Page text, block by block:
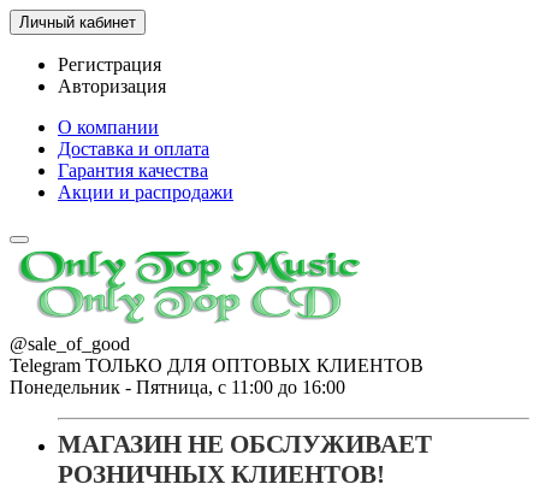
Личный кабинет
Регистрация
Авторизация
О компании
Доставка и оплата
Гарантия качества
Акции и распродажи
@sale_of_good
Telegram ТОЛЬКО ДЛЯ ОПТОВЫХ КЛИЕНТОВ
Понедельник - Пятница, с 11:00 до 16:00
МАГАЗИН НЕ ОБСЛУЖИВАЕТ
РОЗНИЧНЫХ КЛИЕНТОВ!